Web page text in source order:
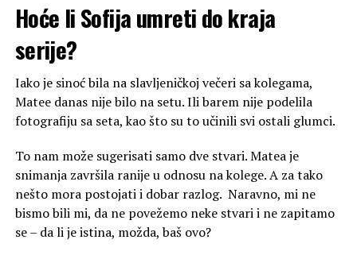
Hoće li Sofija umreti do kraja
serije?
Iako je sinoć bila na slavljeničkoj večeri sa kolegama,
Matee danas nije bilo na setu. Ili barem nije podelila
fotografiju sa seta, kao što su to učinili svi ostali glumci.
To nam može sugerisati samo dve stvari. Matea je
snimanja završila ranije u odnosu na kolege. A za tako
nešto mora postojati i dobar razlog. Naravno, mi ne
bismo bili mi, da ne povežemo neke stvari i ne zapitamo
se – da li je istina, možda, baš ovo?